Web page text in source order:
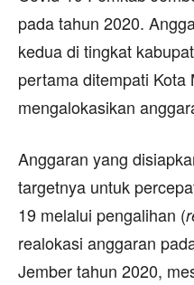
pada tahun 2020.
kedua di tingkat
pertama ditempati Kota
mengalokasikan
Anggaran yang
targetnya untuk
19 melalui pengalihan (
realokasi anggaran
Jember tahun 2020,